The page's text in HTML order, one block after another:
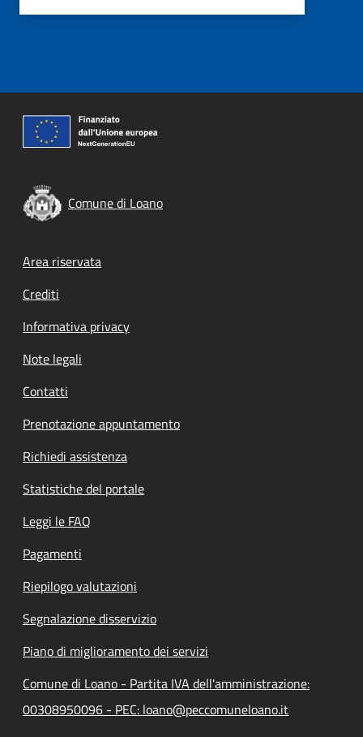
Comune di Loano
Footer menu
Area riservata
Crediti
Informativa privacy
Note legali
Contatti
Prenotazione appuntamento
Richiedi assistenza
Statistiche del portale
Leggi le FAQ
Pagamenti
Riepilogo valutazioni
Segnalazione disservizio
Piano di miglioramento dei servizi
Comune di Loano - Partita IVA dell'amministrazione:
00308950096 - PEC: loano@peccomuneloano.it